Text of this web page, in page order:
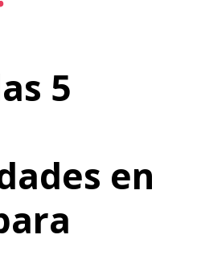
5
en